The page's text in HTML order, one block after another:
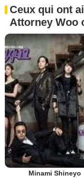
Ceux qui ont
Attorney Woo
Minami Shineyo